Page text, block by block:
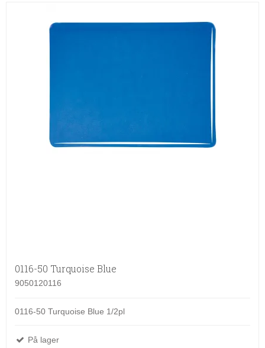
0116-50 Turquoise Blue
9050120116
0116-50 Turquoise Blue 1/2pl
På lager